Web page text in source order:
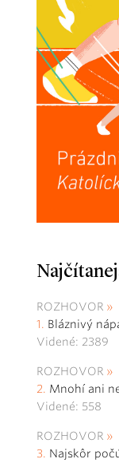
ROZHOVOR
Bláznivý
Videné: 2389
ROZHOVOR
Mnohí ani
Videné: 558
ROZHOVOR
Najskôr